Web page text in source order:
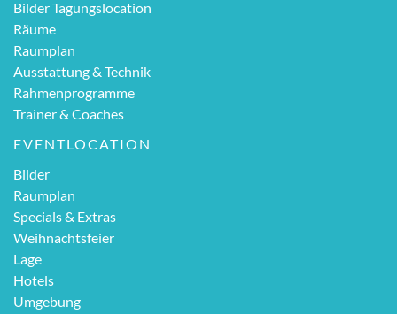
Bilder Tagungslocation
Räume
Raumplan
Ausstattung & Technik
Rahmenprogramme
Trainer & Coaches
EVENTLOCATION
Bilder
Raumplan
Specials & Extras
Weihnachtsfeier
Lage
Hotels
Umgebung